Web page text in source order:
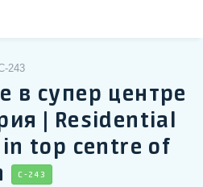
243
в супер центре
| Residential
top centre of
C-243